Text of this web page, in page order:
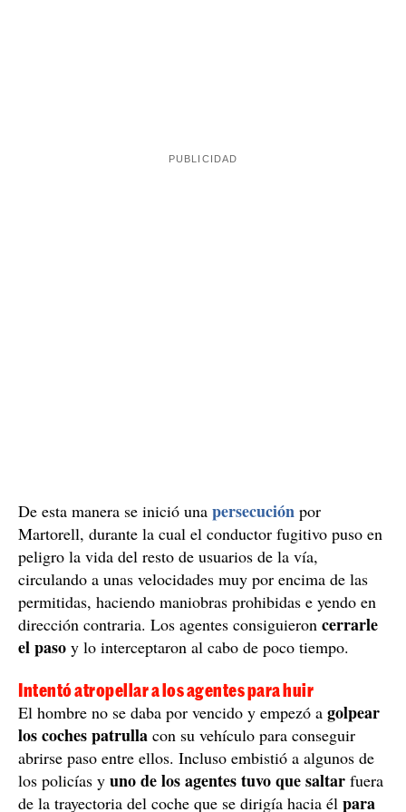
De esta manera se inició una persecución por
Martorell, durante la cual el conductor fugitivo puso en
peligro la vida del resto de usuarios de la vía,
circulando a unas velocidades muy por encima de las
permitidas, haciendo maniobras prohibidas e yendo en
dirección contraria. Los agentes consiguieron cerrarle
el paso y lo interceptaron al cabo de poco tiempo.